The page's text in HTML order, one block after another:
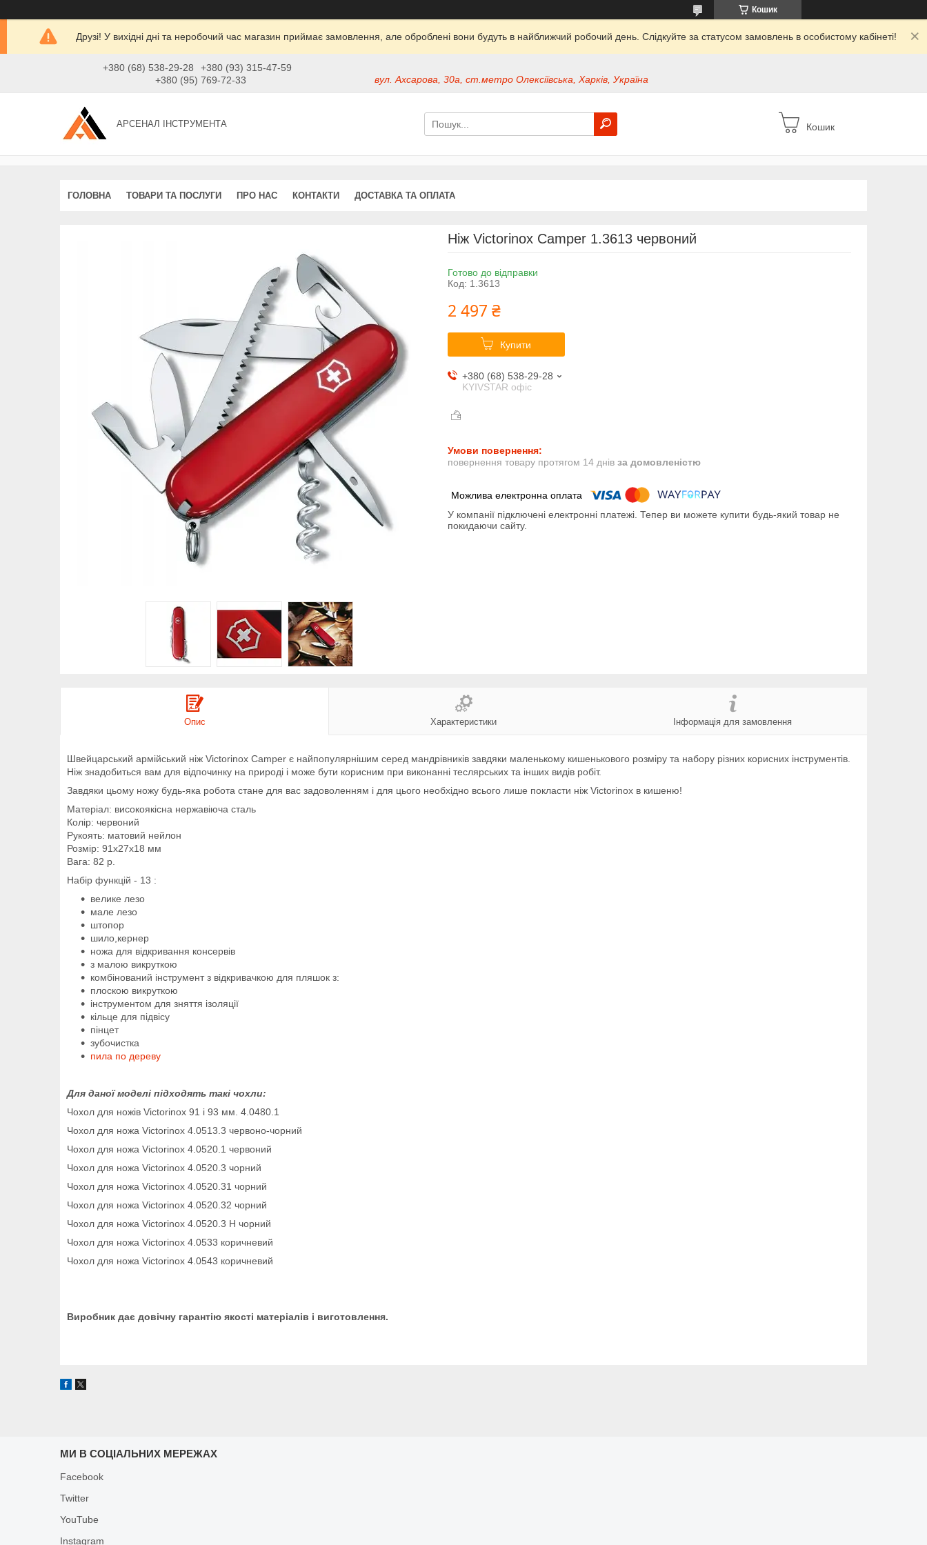
Кошик
Друзі! У вихідні дні та неробочий час магазин приймає замовлення, але оброблені вони будуть в найближчий робочий день. Слідкуйте за статусом замовлень в особистому кабінеті!
+380 (68) 538-29-28
+380 (93) 315-47-59
+380 (95) 769-72-33
вул. Ахсарова, 30а, ст.метро Олексіївська, Харків, Україна
АРСЕНАЛ ІНСТРУМЕНТА Кошик
ГОЛОВНА ТОВАРИ ТА ПОСЛУГИ ПРО НАС КОНТАКТИ ДОСТАВКА ТА ОПЛАТА
Ніж Victorinox Camper 1.3613 червоний
Готово до відправки
Код: 1.3613
2 497 ₴
Купити
+380 (68) 538-29-28
KYIVSTAR офіс
повернення товару протягом 14 днів за домовленістю
У компанії підключені електронні платежі. Тепер ви можете купити будь-який товар не
покидаючи сайту.
Опис Характеристики Інформація для замовлення
Швейцарський армійський ніж Victorinox Camper є найпопулярнішим серед мандрівників завдяки маленькому кишенькового розміру та набору різних корисних інструментів.
Ніж знадобиться вам для відпочинку на природі і може бути корисним при виконанні теслярських та інших видів робіт.
Завдяки цьому ножу будь-яка робота стане для вас задоволенням і для цього необхідно всього лише покласти ніж Victorinox в кишеню!
Матеріал: високоякісна нержавіюча сталь
Колір: червоний
Рукоять: матовий нейлон
Розмір: 91x27x18 мм
Вага: 82 р.
Набір функцій - 13 :
велике лезо
мале лезо
штопор
шило,кернер
ножа для відкривання консервів
з малою викруткою
комбінований інструмент з відкривачкою для пляшок з:
плоскою викруткою
інструментом для зняття ізоляції
кільце для підвісу
пінцет
зубочистка
пила по дереву
Для даної моделі підходять такі чохли:
Чохол для ножів Victorinox 91 і 93 мм. 4.0480.1
Чохол для ножа Victorinox 4.0513.3 червоно-чорний
Чохол для ножа Victorinox 4.0520.1 червоний
Чохол для ножа Victorinox 4.0520.3 чорний
Чохол для ножа Victorinox 4.0520.31 чорний
Чохол для ножа Victorinox 4.0520.32 чорний
Чохол для ножа Victorinox 4.0520.3 H чорний
Чохол для ножа Victorinox 4.0533 коричневий
Чохол для ножа Victorinox 4.0543 коричневий
Виробник дає довічну гарантію якості матеріалів і виготовлення.
МИ В СОЦІАЛЬНИХ МЕРЕЖАХ
Facebook
Twitter
YouTube
Instagram